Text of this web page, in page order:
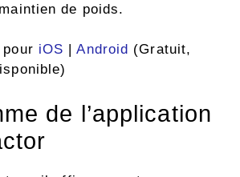
de poids.
iOS |Android (Gratuit,
de l’application